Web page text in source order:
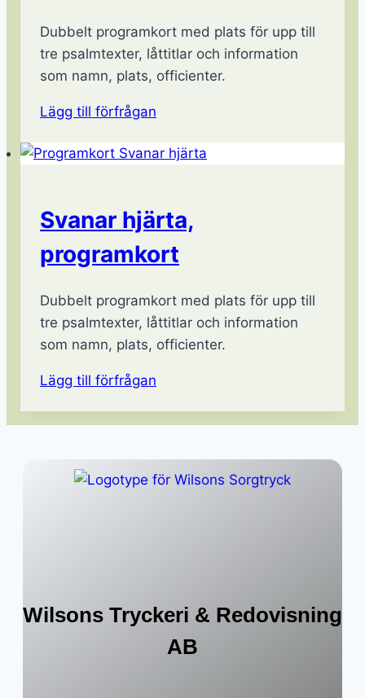
Dubbelt programkort med plats för upp till
tre psalmtexter, låttitlar och information
som namn, plats, officienter.
Lägg till förfrågan
Svanar hjärta,
programkort
Dubbelt programkort med plats för upp till
tre psalmtexter, låttitlar och information
som namn, plats, officienter.
Lägg till förfrågan
Wilsons Tryckeri & Redovisning
AB